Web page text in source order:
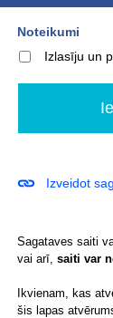
Noteikumi
Izlasīju un
Izveidot
Sagataves saiti
vai arī, saiti var
Ikvienam, kas
šis lapas